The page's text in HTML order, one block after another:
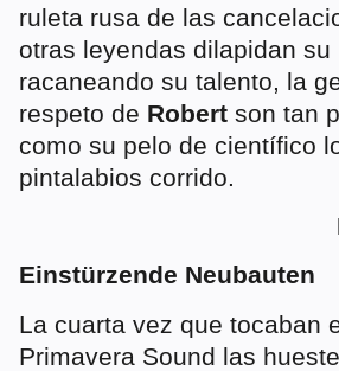
ruleta rusa de las
otras leyendas dilapidan su
racaneando su talento, la
respeto de Robert son tan
como su pelo de científico
pintalabios corrido.
Einstürzende Neubauten
La cuarta vez que tocaban
Primavera Sound las